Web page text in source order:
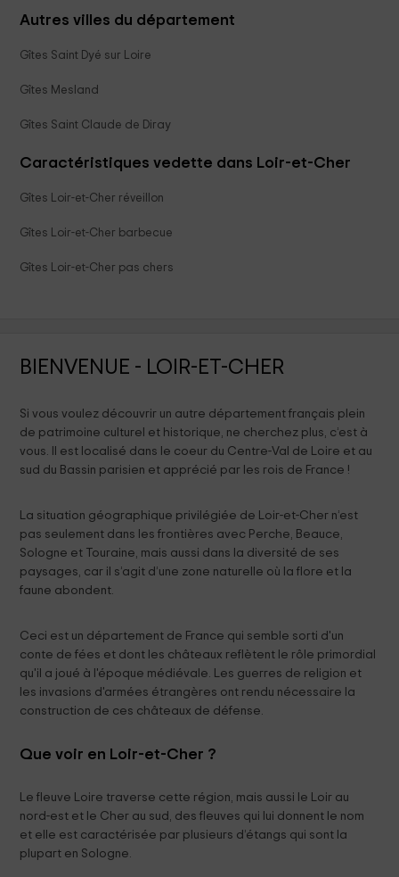
Autres villes du département
Gîtes Saint Dyé sur Loire
Gîtes Mesland
Gîtes Saint Claude de Diray
Caractéristiques vedette dans Loir-et-Cher
Gîtes Loir-et-Cher réveillon
Gîtes Loir-et-Cher barbecue
Gîtes Loir-et-Cher pas chers
BIENVENUE - LOIR-ET-CHER
Si vous voulez découvrir un autre département français plein
de patrimoine culturel et historique, ne cherchez plus, c’est à
vous. Il est localisé dans le coeur du Centre-Val de Loire et au
sud du Bassin parisien et apprécié par les rois de France !
La situation géographique privilégiée de Loir-et-Cher n’est
pas seulement dans les frontières avec Perche, Beauce,
Sologne et Touraine, mais aussi dans la diversité de ses
paysages, car il s’agit d’une zone naturelle où la flore et la
faune abondent.
Ceci est un département de France qui semble sorti d'un
conte de fées et dont les châteaux reflètent le rôle primordial
qu'il a joué à l'époque médiévale. Les guerres de religion et
les invasions d'armées étrangères ont rendu nécessaire la
construction de ces châteaux de défense.
Que voir en Loir-et-Cher ?
Le fleuve Loire traverse cette région, mais aussi le Loir au
nord-est et le Cher au sud, des fleuves qui lui donnent le nom
et elle est caractérisée par plusieurs d’étangs qui sont la
plupart en Sologne.